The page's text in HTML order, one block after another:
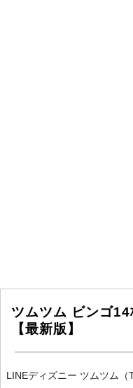
ツムツム ビンゴ
【最新版】
LINEディズニー ツムツム